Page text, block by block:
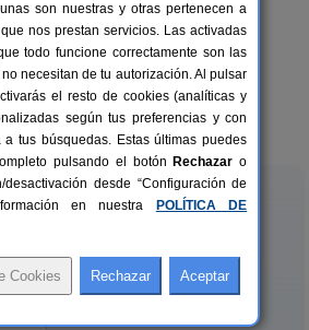
8+1 pers.
desde27 €
Rural Aguas Frías
(León)
son nuestras y otras pertenecen a
nos prestan servicios. Las activadas
todo funcione correctamente son las
necesitan de tu autorización. Al pulsar
el resto de cookies (analíticas y
según tus preferencias y con
tus búsquedas. Estas últimas puedes
pulsando el botón Rechazar o
desde “Configuración de
en nuestra
POLÍTICA DE